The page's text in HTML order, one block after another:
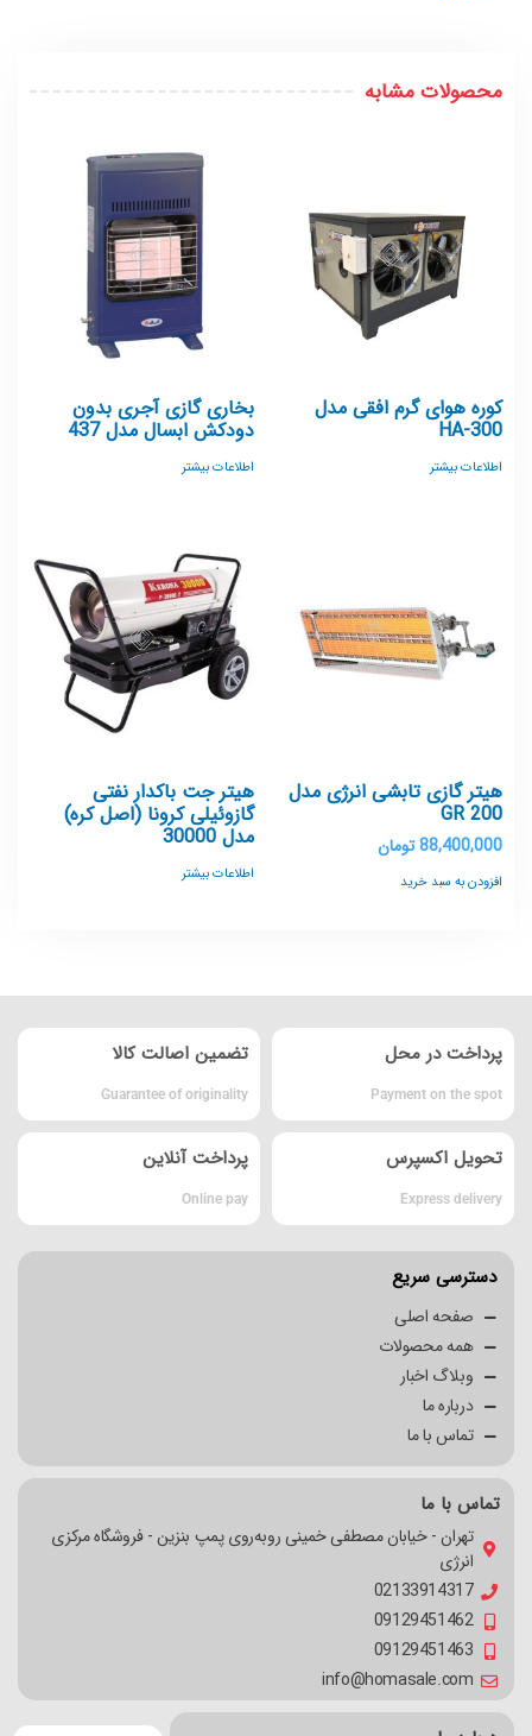
محصولات مشابه
کوره هوای گرم افقی مدل
HA-300
اطلاعات بیشتر
بخاری گازی آجری بدون
دودکش ابسال مدل 437
اطلاعات بیشتر
هیتر گازی تابشی انرژی مدل
GR 200
88,400,000تومان
افزودن به سبد خرید
هیتر جت باکدار نفتی
گازوئیلی کرونا (اصل کره)
مدل 30000
اطلاعات بیشتر
پرداخت در محل
Payment on the spot
تضمین اصالت کالا
Guarantee of originality
تحویل اکسپرس
Express delivery
پرداخت آنلاین
Online pay
دسترسی سریع
صفحه اصلی
همه محصولات
وبلاگ اخبار
درباره ما
تماس با ما
تماس با ما
تهران - خیابان مصطفی خمینی روبه‌روی پمپ بنزین - فروشگاه مرکزی
انرژی
02133914317
09129451462
09129451463
info@homasale.com